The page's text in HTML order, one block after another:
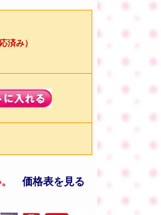
済み）
価格表を見る